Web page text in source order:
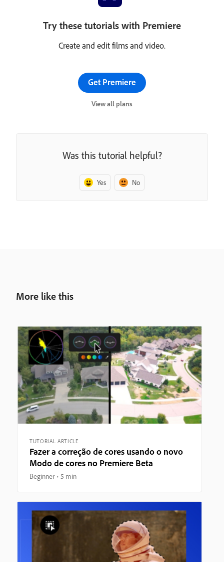
Try these tutorials with Premiere
Create and edit films and video.
Get Premiere
View all plans
Was this tutorial helpful?
Yes No
More like this
TUTORIAL ARTICLE
Fazer a correção de cores usando o novo
Modo de cores no Premiere Beta
Beginner 5 min